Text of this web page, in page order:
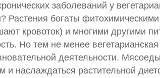
заболеваний у
Растения богаты
кровоток) и многими другими
Но тем не менее
деятельности.
и наслаждаться растительной